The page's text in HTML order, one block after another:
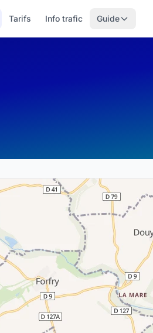
Tarifs Info trafic Guide